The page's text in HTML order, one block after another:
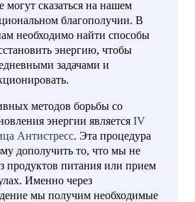
могут сказаться на нашем
благополучии. В
необходимо найти способы
энергию, чтобы
задачами и
методов борьбы со
энергии является IV
Антистресс. Эта процедура
дополучить то, что мы не
продуктов питания или прием
Именно через
мы получим необходимые